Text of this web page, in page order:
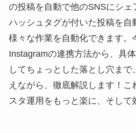
の投稿を自動で他のSNSにシェ
ハッシュタグが付いた投稿を自
様々な作業を自動化できます。
Instagramの連携方法から、具
してちょっとした落とし穴まで
えながら、徹底解説します！こ
スタ運用をもっと楽に、そして